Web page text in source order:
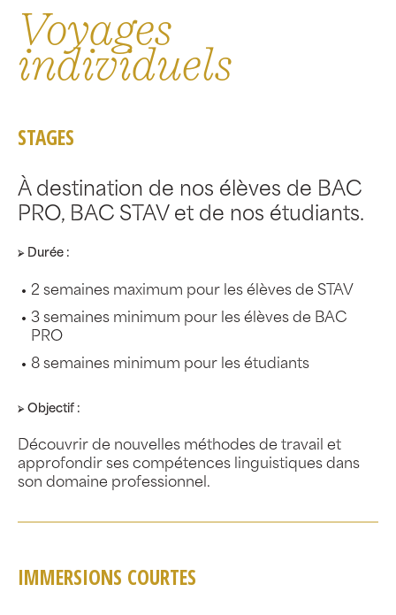
Voyages
individuels
STAGES
À destination de nos élèves de BAC
PRO, BAC STAV et de nos étudiants.
⮚ Durée :
2 semaines maximum pour les élèves de STAV
3 semaines minimum pour les élèves de BAC
PRO
8 semaines minimum pour les étudiants
⮚ Objectif :
Découvrir de nouvelles méthodes de travail et
approfondir ses compétences linguistiques dans
son domaine professionnel.
IMMERSIONS COURTES